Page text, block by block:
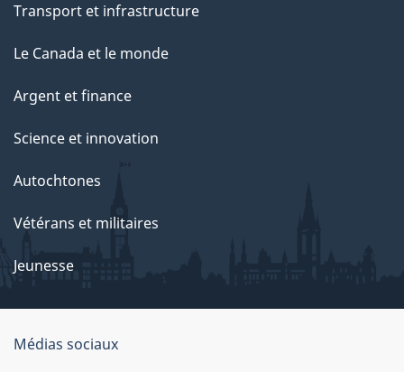
a
g
Transport et infrastructure
Le Canada et le monde
Argent et finance
Science et innovation
Autochtones
Vétérans et militaires
Jeunesse
À
Médias sociaux